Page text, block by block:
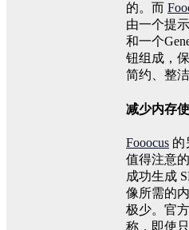
的。而
由一个提
和一个
钮组成，
简约、整洁
减少内存
Fooocus 的
值得注意
成功生成
像所需的
极少。官
称，即使